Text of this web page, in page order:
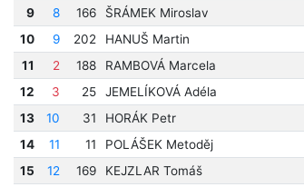
9
8 166 ŠRÁMEK Miroslav
10
9 202 HANUŠ Martin
11
2 188 RAMBOVÁ Marcela
12
3 25 JEMELÍKOVÁ Adéla
13
10 31 HORÁK Petr
14
11 11 POLÁŠEK Metoděj
15
12 169 KEJZLAR Tomáš